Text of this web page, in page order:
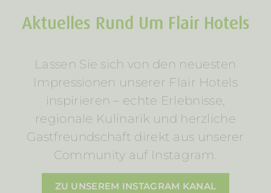
Aktuelles Rund Um Flair Hotels
Lassen Sie sich von den neuesten
Impressionen unserer Flair Hotels
inspirieren – echte Erlebnisse,
regionale Kulinarik und herzliche
Gastfreundschaft direkt aus unserer
Community auf Instagram.
ZU UNSEREM INSTAGRAM KANAL